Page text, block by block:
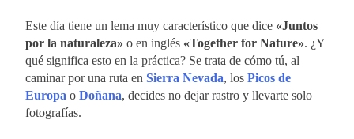
Este día tiene un lema muy característico que dice «Juntos
por la naturaleza» o en inglés «Together for Nature». ¿Y
qué significa esto en la práctica? Se trata de cómo tú, al
caminar por una ruta en Sierra Nevada, los Picos de
Europa o Doñana, decides no dejar rastro y llevarte solo
fotografías.